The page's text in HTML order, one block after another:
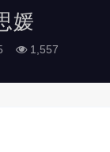
媛
1,557